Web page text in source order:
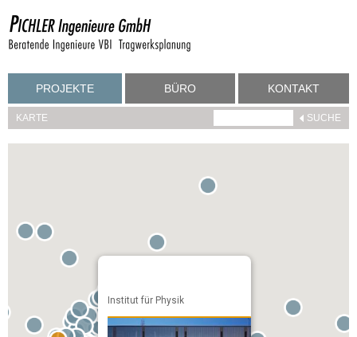
PROJEKTE BÜRO KONTAKT
KARTE
Institut für Physik